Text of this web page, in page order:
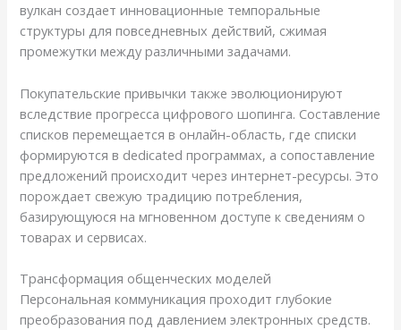
вулкан создает инновационные темпоральные
структуры для повседневных действий, сжимая
промежутки между различными задачами.
Покупательские привычки также эволюционируют
вследствие прогресса цифрового шопинга. Составление
списков перемещается в онлайн-область, где списки
формируются в dedicated программах, а сопоставление
предложений происходит через интернет-ресурсы. Это
порождает свежую традицию потребления,
базирующуюся на мгновенном доступе к сведениям о
товарах и сервисах.
Трансформация общенческих моделей
Персональная коммуникация проходит глубокие
преобразования под давлением электронных средств.